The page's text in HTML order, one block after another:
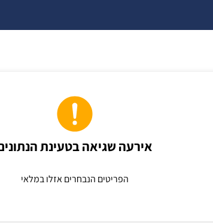
אירעה שגיאה בטעינת
הפריטים הנבחרים אזלו במלאי